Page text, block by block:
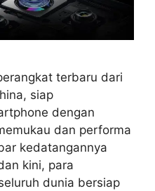
terbaru dari
siap
dengan
dan performa
kedatangannya
kini, para
dunia bersiap